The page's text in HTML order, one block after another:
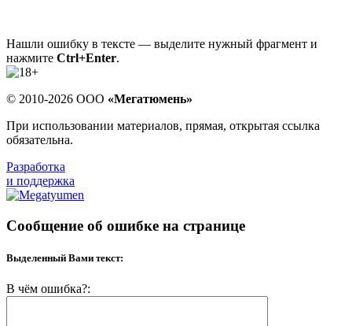
Нашли ошибку в тексте — выделите нужный фрагмент и
нажмите Ctrl+Enter.
© 2010-2026 ООО «Мегатюмень»
При использовании материалов, прямая, открытая ссылка
обязательна.
Разработка
и поддержка
Сообщение об ошибке на странице
Выделенный Вами текст:
В чём ошибка?: